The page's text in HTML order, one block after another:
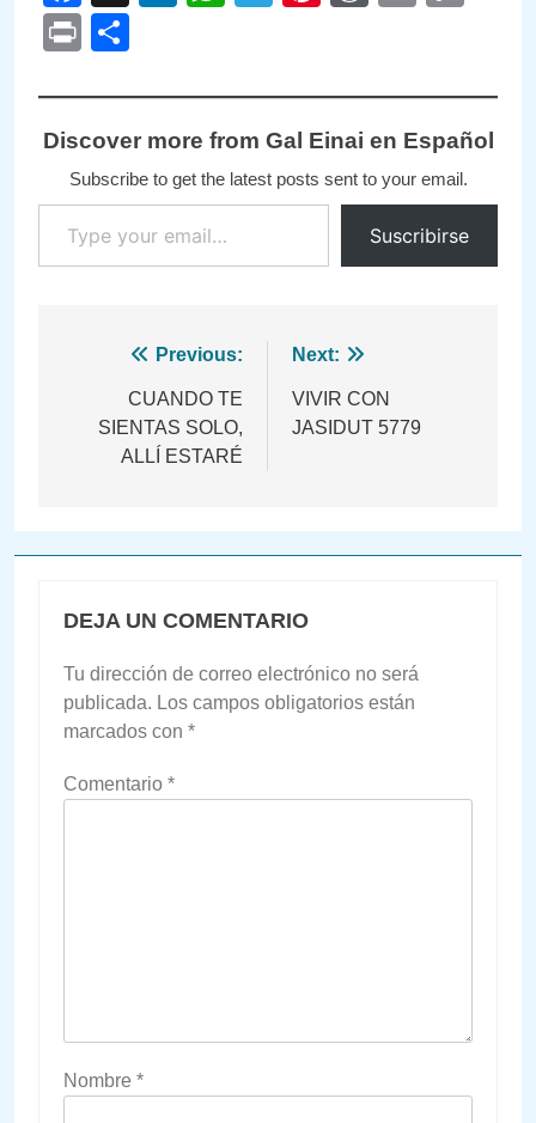
Print
Discover more from Gal Einai en Español
Subscribe to get the latest posts sent to your email.
Type your email…
Suscribirse
Navegación
entradas
Previous:
CUANDO TE
SIENTAS SOLO,
ALLÍ ESTARÉ
Next:
VIVIR CON
JASIDUT 5779
DEJA UN COMENTARIO
Tu dirección de correo electrónico no será
publicada. Los campos obligatorios están
marcados con *
Comentario *
Nombre *